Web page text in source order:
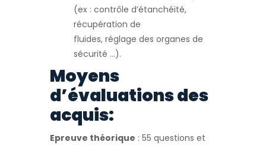
(ex : contrôle d’étanchéité,
récupération de
fluides, réglage des organes de
sécurité …).
Moyens
d’évaluations des
acquis:
Epreuve théorique : 55 questions et